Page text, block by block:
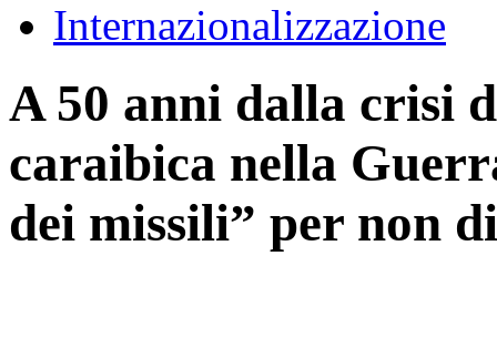
Internazionalizzazione
A 50 anni dalla crisi
caraibica nella
dei missili” per non